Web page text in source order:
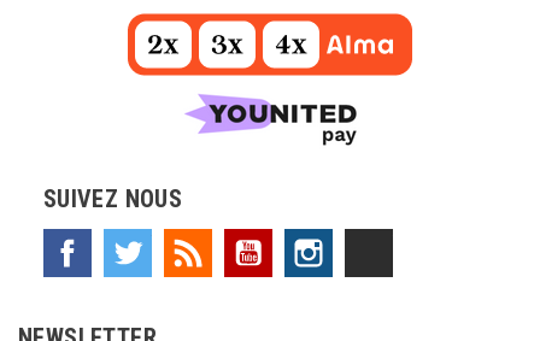
SUIVEZ NOUS
Facebook Twitter Rss YouTube